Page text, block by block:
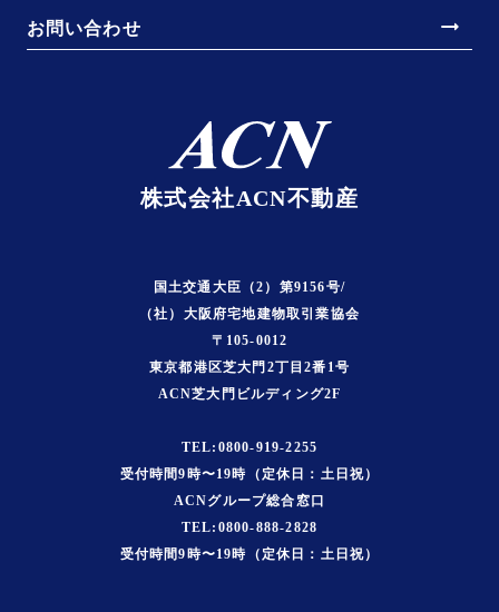
お問い合わせ arrow_right_alt
株式会社ACN不動産
国土交通大臣（2）第9156号/
（社）大阪府宅地建物取引業協会
〒105-0012
東京都港区芝大門2丁目2番1号
ACN芝大門ビルディング2F
TEL:0800-919-2255
受付時間9時〜19時（定休日：土日祝）
ACNグループ総合窓口
TEL:0800-888-2828
受付時間9時〜19時（定休日：土日祝）